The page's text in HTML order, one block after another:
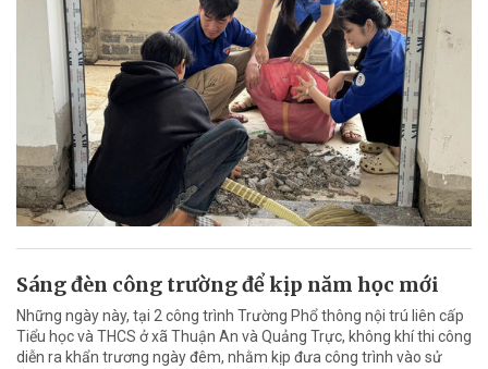
Sáng đèn công trường để kịp năm học mới
Những ngày này, tại 2 công trình Trường Phổ thông nội trú liên cấp
Tiểu học và THCS ở xã Thuận An và Quảng Trực, không khí thi công
diễn ra khẩn trương ngày đêm, nhằm kịp đưa công trình vào sử